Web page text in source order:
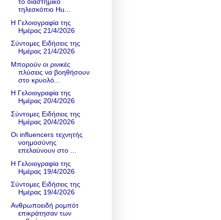
το διαστημικό
τηλεσκόπιο Hu...
Η Γελοιογραφία της
Ημέρας 21/4/2026
Σύντομες Ειδήσεις της
Ημέρας 21/4/2026
Μπορούν οι ρινικές
πλύσεις να βοηθήσουν
στο κρυολό...
Η Γελοιογραφία της
Ημέρας 20/4/2026
Σύντομες Ειδήσεις της
Ημέρας 20/4/2026
Οι influencers τεχνητής
νοημοσύνης
επελαύνουν στο ...
Η Γελοιογραφία της
Ημέρας 19/4/2026
Σύντομες Ειδήσεις της
Ημέρας 19/4/2026
Ανθρωποειδή ρομπότ
επικράτησαν των